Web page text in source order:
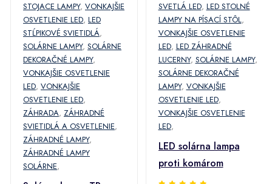
STOJACE LAMPY, VONKAJŠIE
OSVETLENIE LED, LED
STĹPIKOVÉ SVIETIDLÁ,
SOLÁRNE LAMPY, SOLÁRNE
DEKORAČNÉ LAMPY,
VONKAJŠIE OSVETLENIE
LED, VONKAJŠIE
OSVETLENIE LED,
ZÁHRADA, ZÁHRADNÉ
SVIETIDLÁ A OSVETLENIE,
ZÁHRADNÉ LAMPY,
ZÁHRADNÉ LAMPY
SOLÁRNE,
SVETLÁ LED, LED STOLNÉ
LAMPY NA PÍSACÍ STÔL,
VONKAJŠIE OSVETLENIE
LED, LED ZÁHRADNÉ
LUCERNY, SOLÁRNE LAMPY,
SOLÁRNE DEKORAČNÉ
LAMPY, VONKAJŠIE
OSVETLENIE LED,
VONKAJŠIE OSVETLENIE
LED,
LED solárna lampa
proti komárom